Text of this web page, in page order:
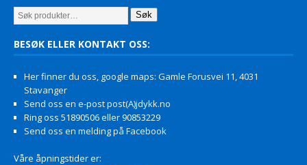
Søk
BESØK ELLER KONTAKT OSS:
Her finner du oss, google maps: Gamle Forusvei 11, 4031
Stavanger
Send oss en e-post post(A)jdykk.no
Ring oss 51890506 eller 90853229
Send oss en melding på Facebook
Våre åpningstider er: